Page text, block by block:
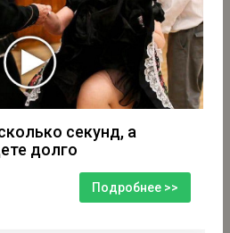
секунд, а
долго
Подробнее >>